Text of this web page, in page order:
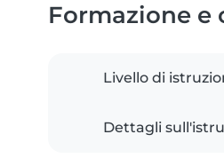
Formazione e
Livello di
Dettagli